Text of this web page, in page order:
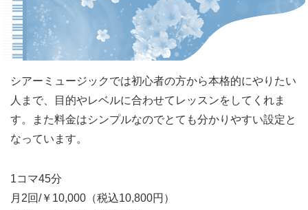
シアーミュージックでは初心者の方から本格的にやりたい
人まで、目的やレベルに合わせてレッスンをしてくれま
す。また料金はシンプルなのでとても分かりやすい設定と
なっています。
1コマ45分
月2回/￥10,000（税込10,800円）